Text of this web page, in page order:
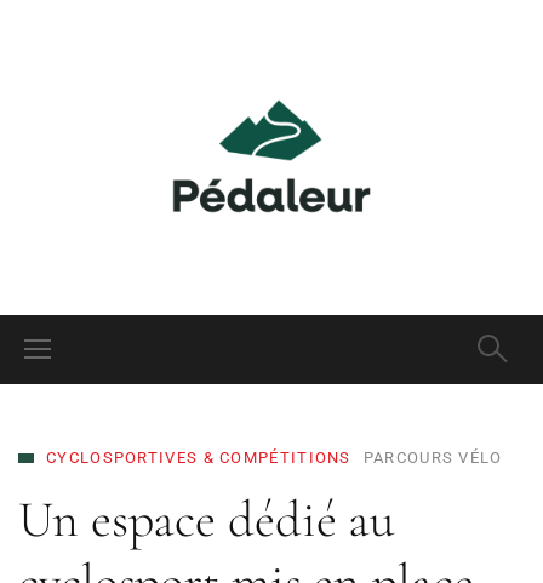
CYCLOSPORTIVES & COMPÉTITIONS PARCOURS VÉLO
Un espace dédié au